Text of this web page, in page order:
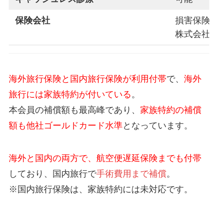
保険会社
損害保険
株式会社
海外旅行保険と国内旅行保険が利用付帯で、 海外
旅行には家族特約が付いている 。
本会員の補償額も最高峰であり、 家族特約の補償
額も他社ゴールドカード水準となっています。
海外と国内の両方で、航空便遅延保険までも付帯
しており、国内旅行で手術費用まで補償。
※国内旅行保険は、家族特約には未対応です。